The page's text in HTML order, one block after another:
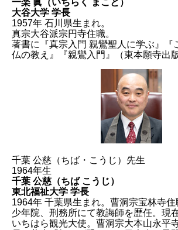
一楽 眞（いちらく まこと）
大谷大学 学長
1957年 石川県生まれ。
真宗大谷派宗円寺住職。
著書に『真宗入門 親鸞聖人に学ぶ』『
仏の教え』『親鸞入門』（東本願寺出
千葉 公慈（ちば・こうじ）先生
1964年生
千葉 公慈（ちば こうじ）
東北福祉大学 学長
1964年 千葉県生まれ。曹洞宗宝林寺住
少年院、刑務所にて教誨師を歴任。現
いちはら観光大使。曹洞宗大本山永平